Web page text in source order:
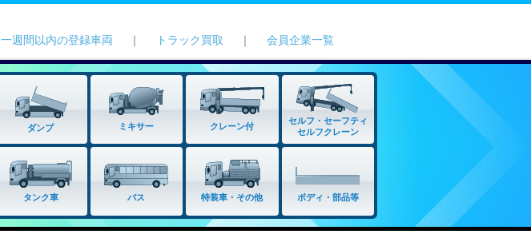
一週間以内の登録車両 ｜ トラック買取 ｜ 会員企業一覧
ダンプ ミキサー クレーン付
セルフ・セーフティ
セルフクレーン
タンク車 バス 特装車・その他 ボディ・部品等